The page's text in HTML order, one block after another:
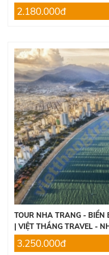
2.180.000đ
TOUR NHA TRANG -
| VIỆT THẮNG TRAVEL -
CHUYÊN NGHIỆP
3.250.000đ